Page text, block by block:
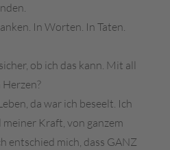
In Worten. In Taten.
ob ich das kann. Mit all
da war ich beseelt. Ich
Kraft, von ganzem
entschied mich, dass GANZ